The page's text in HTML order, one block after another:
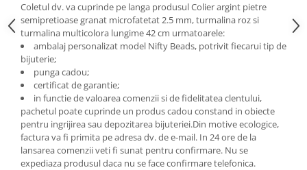
Coletul dv. va cuprinde pe langa produsul Colier argint pietre
semipretioase granat microfatetat 2.5 mm, turmalina roz si
turmalina multicolora lungime 42 cm urmatoarele:
ambalaj personalizat model Nifty Beads, potrivit fiecarui tip de
bijuterie;
punga cadou;
certificat de garantie;
in functie de valoarea comenzii si de fidelitatea clentului,
pachetul poate cuprinde un produs cadou constand in obiecte
pentru ingrijirea sau depozitarea bijuteriei.Din motive ecologice,
factura va fi primita pe adresa dv. de e-mail. In 24 ore de la
lansarea comenzii veti fi sunat pentru confirmare. Nu se
expediaza produsul daca nu se face confirmare telefonica.